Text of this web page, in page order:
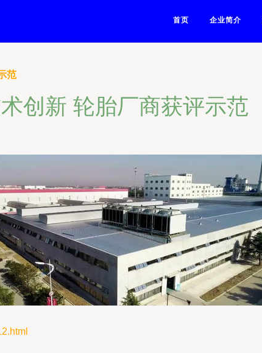
首页 企业简介
范
创新 轮胎厂商获评示范